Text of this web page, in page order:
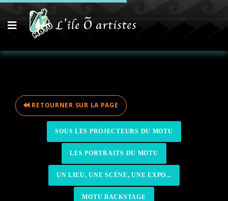
RETOURNER SUR LA PAGE
SOUS LES PROJECTEURS DU MOTU
LES PORTRAITS DU MOTU
UN LIEU, UNE SCÈNE, UNE EXPO...
MOTU BACKSTAGE